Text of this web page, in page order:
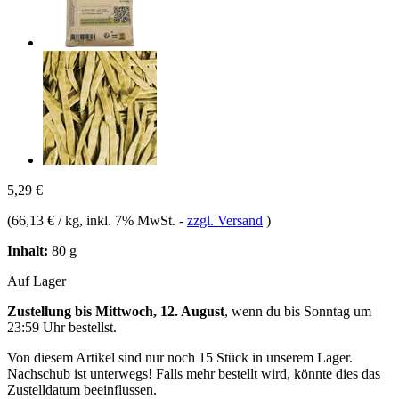
5,29 €
(66,13 € / kg, inkl. 7% MwSt. - zzgl. Versand )
Inhalt: 80 g
Auf Lager
Zustellung bis Mittwoch, 12. August, wenn du bis Sonntag um
23:59 Uhrbestellst.
Von diesem Artikel sind nur noch 15 Stück in unserem Lager.
Nachschub ist unterwegs! Falls mehr bestellt wird, könnte dies das
Zustelldatum beeinflussen.